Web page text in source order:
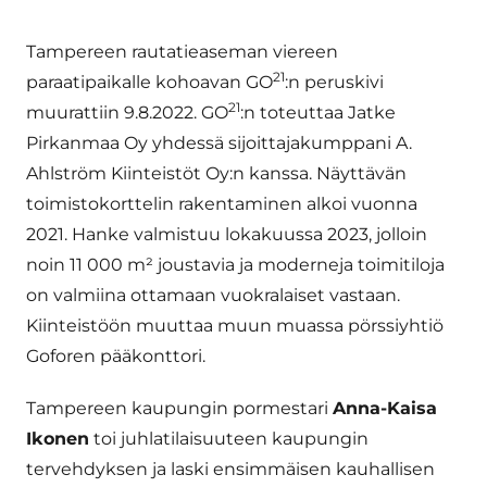
Tampereen rautatieaseman viereen
paraatipaikalle kohoavan GO21:n peruskivi
muurattiin 9.8.2022. GO21:n toteuttaa Jatke
Pirkanmaa Oy yhdessä sijoittajakumppani A.
Ahlström Kiinteistöt Oy:n kanssa. Näyttävän
toimistokorttelin rakentaminen alkoi vuonna
2021. Hanke valmistuu lokakuussa 2023, jolloin
noin 11 000 m² joustavia ja moderneja toimitiloja
on valmiina ottamaan vuokralaiset vastaan.
Kiinteistöön muuttaa muun muassa pörssiyhtiö
Goforen pääkonttori.
Tampereen kaupungin pormestari Anna-Kaisa
Ikonen toi juhlatilaisuuteen kaupungin
tervehdyksen ja laski ensimmäisen kauhallisen